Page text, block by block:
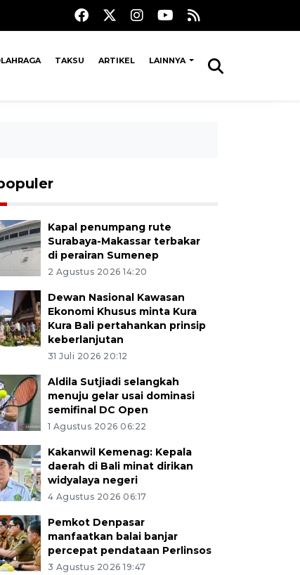
TAKSU ARTIKEL LAINNYA
Kapal penumpang rute
Surabaya-Makassar terbakar
di perairan Sumenep
2 Agustus 2026 14:20
Dewan Nasional Kawasan
Ekonomi Khusus minta Kura
Kura Bali pertahankan prinsip
keberlanjutan
31 Juli 2026 20:12
Aldila Sutjiadi selangkah
menuju gelar usai dominasi
semifinal DC Open
1 Agustus 2026 06:22
Kakanwil Kemenag: Kepala
daerah di Bali minat dirikan
widyalaya negeri
4 Agustus 2026 06:17
Pemkot Denpasar
manfaatkan balai banjar
percepat pendataan Perlinsos
3 Agustus 2026 19:47